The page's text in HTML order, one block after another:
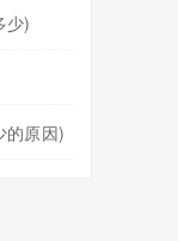
少)
的原因)